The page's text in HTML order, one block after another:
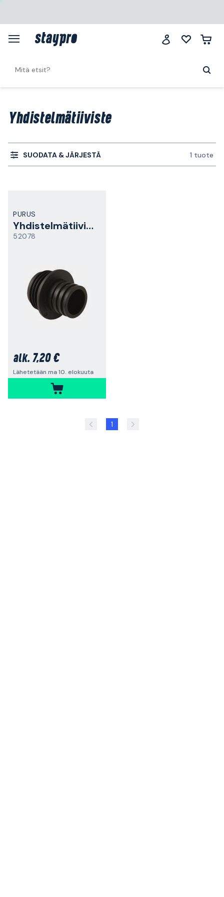
Yhdistelmätiiviste
SUODATA & JÄRJESTÄ 1 tuote
PURUS
Yhdistelmätiiviste
52078
alk. 7,20 €
Lähetetään ma 10. elokuuta
1